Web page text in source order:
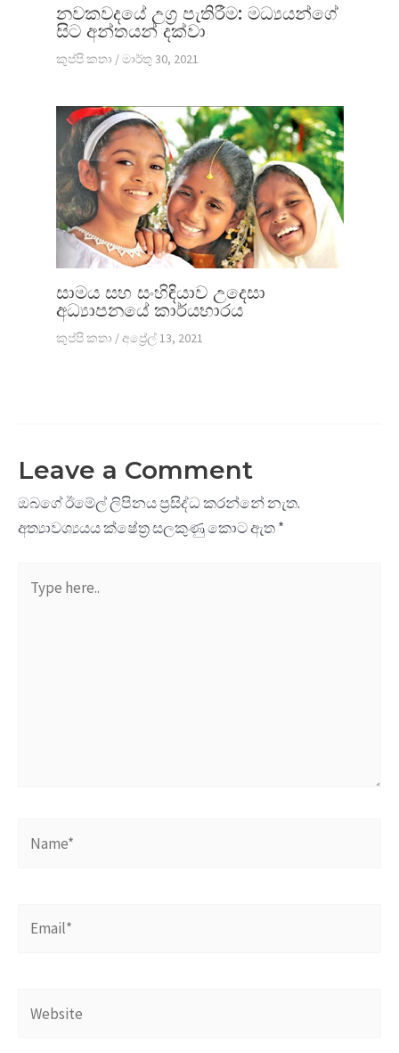
නවකවදයේ උග්‍ර පැතිරීම: මධ්‍යයන්ගේ
සිට අන්තයන් දක්වා
කුප්පි කතා /මාර්තු 30, 2021
සාමය සහ සංහිඳියාව උදෙසා
අධ්‍යාපනයේ කාර්යභාරය
කුප්පි කතා /අප්‍රේල් 13, 2021
Leave a Comment
ඔබගේ ඊමේල් ලිපිනය ප්‍රසිද්ධ කරන්නේ නැත.
අත්‍යාවශ්‍යයය ක්ෂේත්‍ර සලකුණු කොට ඇත*
here..